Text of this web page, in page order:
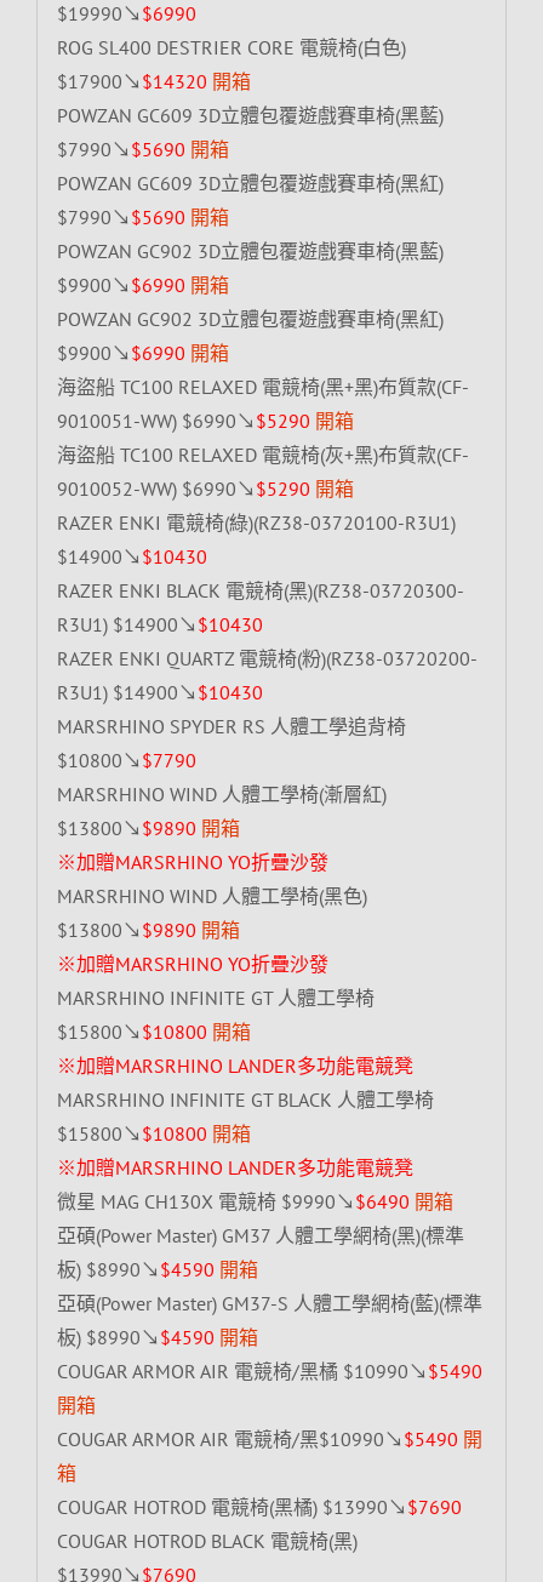
$19990↘ $6990
ROG SL400 DESTRIER CORE 電競椅(白色)
$17900↘ $14320 開箱
POWZAN GC609 3D立體包覆遊戲賽車椅(黑藍)
$7990↘ $5690 開箱
POWZAN GC609 3D立體包覆遊戲賽車椅(黑紅)
$7990↘ $5690 開箱
POWZAN GC902 3D立體包覆遊戲賽車椅(黑藍)
$9900↘ $6990 開箱
POWZAN GC902 3D立體包覆遊戲賽車椅(黑紅)
$9900↘ $6990 開箱
海盜船 TC100 RELAXED 電競椅(黑+黑)布質款(CF-
9010051-WW) $6990↘ $5290 開箱
海盜船 TC100 RELAXED 電競椅(灰+黑)布質款(CF-
9010052-WW) $6990↘ $5290 開箱
RAZER ENKI 電競椅(綠)(RZ38-03720100-R3U1)
$14900↘ $10430
RAZER ENKI BLACK 電競椅(黑)(RZ38-03720300-
R3U1) $14900↘ $10430
RAZER ENKI QUARTZ 電競椅(粉)(RZ38-03720200-
R3U1) $14900↘ $10430
MARSRHINO SPYDER RS 人體工學追背椅
$10800↘ $7790
MARSRHINO WIND 人體工學椅(漸層紅)
$13800↘ $9890 開箱
※加贈MARSRHINO YO折疊沙發
MARSRHINO WIND 人體工學椅(黑色)
$13800↘ $9890 開箱
※加贈MARSRHINO YO折疊沙發
MARSRHINO INFINITE GT 人體工學椅
$15800↘ $10800 開箱
※加贈MARSRHINO LANDER多功能電競凳
MARSRHINO INFINITE GT BLACK 人體工學椅
$15800↘ $10800 開箱
※加贈MARSRHINO LANDER多功能電競凳
微星 MAG CH130X 電競椅 $9990↘ $6490 開箱
亞碩(Power Master) GM37 人體工學網椅(黑)(標準
板) $8990↘ $4590 開箱
亞碩(Power Master) GM37-S 人體工學網椅(藍)(標準
板) $8990↘ $4590 開箱
COUGAR ARMOR AIR 電競椅/黑橘 $10990↘ $5490
開箱
COUGAR ARMOR AIR 電競椅/黑$10990↘ $5490 開
箱
COUGAR HOTROD 電競椅(黑橘) $13990↘ $7690
COUGAR HOTROD BLACK 電競椅(黑)
$13990↘ $7690